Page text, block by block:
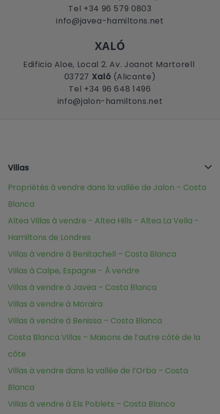
Tel +34 96 579 0803
info@javea-hamiltons.net
XALÓ
Edificio Aloe, Local 2. Av. Joanot Martorell
03727 Xaló (Alicante)
Tel +34 96 648 1496
info@jalon-hamiltons.net
Villas
Propriétés à vendre dans la vallée de Jalon – Costa
Blanca
Altea Villas à vendre - Altea Hills - Altea La Vella -
Hamiltons de Londres
Villas à vendre à Benitachell – Costa Blanca
Villas à Calpe, Espagne - À vendre
Villas à vendre à Javea – Costa Blanca
Villas à vendre à Moraira
Villas à vendre à Benissa – Costa Blanca
Costa Blanca Villas – Maisons de l’autre côté de la
côte
Villas à vendre dans la vallée de l’Orba – Costa
Blanca
Villas à vendre à Els Poblets – Costa Blanca